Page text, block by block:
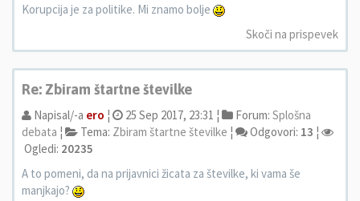
Korupcija je za politike. Mi znamo bolje
Skoči na prispevek
Re: Zbiram štartne številke
Napisal/-a ero ¦ 25 Sep 2017, 23:31 ¦ Forum: Splošna
debata ¦ Tema: Zbiram štartne številke ¦ Odgovori: 13 ¦
Ogledi: 20235
A to pomeni, da na prijavnici žicata za številke, ki vama še
manjkajo?